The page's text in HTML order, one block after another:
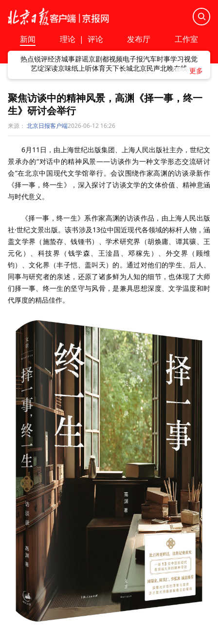
新闻 理论 | 评论 发布厅 工作室
热点锐评经济城事辟谣京剧都视频电子报汽车时事学习视觉
艺绽深读京味纸上听体育天下长城北京民声北晚在线
聚焦访谈中的精神风景，高渊《择一事，终一
生》研讨会举行
来源： 北京日报客户端2026-06-12 16:26
6月11日，由上海世纪出版集团、上海人民出版社主办，世纪文
景承办的“对话中的精神风景——访谈作为一种文学形态交流研讨
会”在北京中国现代文学馆举行。会议围绕作家高渊的访谈录新作
《择一事，终一生》，深入探讨了访谈文学的文体价值、精神意涵
与时代意义。
《择一事，终一生》系作家高渊的访谈作品，由上海人民出版
社·世纪文景出版。该书涉及13位中国近现代各领域的标杆人物，涵
盖文学界（施蛰存、钱锺书）、学术研究界（胡焕庸、谭其骧、王
元化）、科技界（钱学森、王淦昌、邓稼先）、外交界（顾维
钧）、文化界（丰子恺、盖叫天）的。通过对他们的学生、后人、
同事与研究者的亲述，还原了诸多鲜为人知的细节，也体现了大师
们择一事、终一生的坚守与风骨，是兼具思想深度、文学温度和时
代厚度的精品佳作。